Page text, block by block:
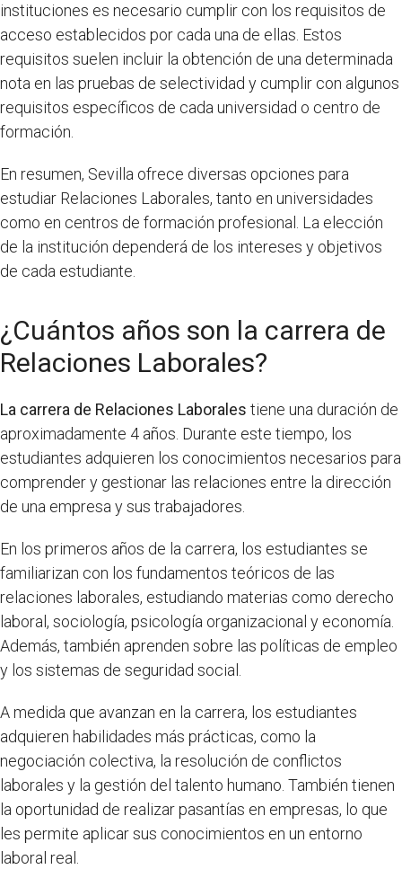
instituciones es necesario cumplir con los requisitos de
acceso establecidos por cada una de ellas. Estos
requisitos suelen incluir la obtención de una determinada
nota en las pruebas de selectividad y cumplir con algunos
requisitos específicos de cada universidad o centro de
formación.
En resumen, Sevilla ofrece diversas opciones para
estudiar Relaciones Laborales, tanto en universidades
como en centros de formación profesional. La elección
de la institución dependerá de los intereses y objetivos
de cada estudiante.
¿Cuántos años son la carrera de
Relaciones Laborales?
La carrera de Relaciones Laborales tiene una duración de
aproximadamente 4 años. Durante este tiempo, los
estudiantes adquieren los conocimientos necesarios para
comprender y gestionar las relaciones entre la dirección
de una empresa y sus trabajadores.
En los primeros años de la carrera, los estudiantes se
familiarizan con los fundamentos teóricos de las
relaciones laborales, estudiando materias como derecho
laboral, sociología, psicología organizacional y economía.
Además, también aprenden sobre las políticas de empleo
y los sistemas de seguridad social.
A medida que avanzan en la carrera, los estudiantes
adquieren habilidades más prácticas, como la
negociación colectiva, la resolución de conflictos
laborales y la gestión del talento humano. También tienen
la oportunidad de realizar pasantías en empresas, lo que
les permite aplicar sus conocimientos en un entorno
laboral real.